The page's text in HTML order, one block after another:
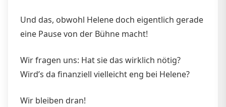
Und das, obwohl Helene doch eigentlich gerade
eine Pause von der Bühne macht!
Wir fragen uns: Hat sie das wirklich nötig?
Wird’s da finanziell vielleicht eng bei Helene?
Wir bleiben dran!